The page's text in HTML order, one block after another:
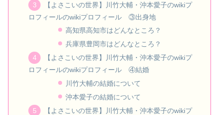
【よさこいの世界】川竹大輔・沖本愛子のwikiプ
ロフィールのwikiプロフィール ③出身地
高知県高知市はどんなところ？
兵庫県豊岡市はどんなところ？
【よさこいの世界】川竹大輔・沖本愛子のwikiプ
ロフィールのwikiプロフィール ④結婚
川竹大輔の結婚について
沖本愛子の結婚について
【よさこいの世界】川竹大輔・沖本愛子のwikiプ